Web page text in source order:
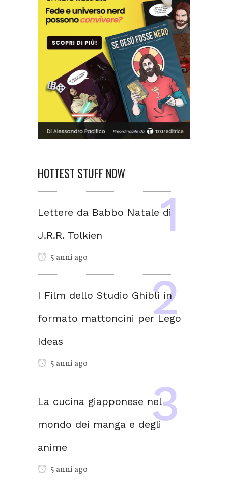
HOTTEST STUFF NOW
Lettere da Babbo Natale di
J.R.R. Tolkien
5 anni ago
I Film dello Studio Ghibli in
formato mattoncini per Lego
Ideas
5 anni ago
La cucina giapponese nel
mondo dei manga e degli
anime
5 anni ago